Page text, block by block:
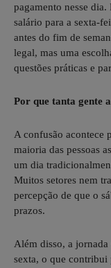
pagamento nesse dia.
salário para a sexta-
antes do fim de
legal, mas uma
questões práticas e
Por que tanta gente
A confusão acontece
maioria das pessoas
um dia
Muitos setores nem
percepção de que o
prazos.
Além disso, a jornada
sexta, o que contribui